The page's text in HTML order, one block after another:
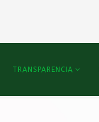
TRANSPARENCIA